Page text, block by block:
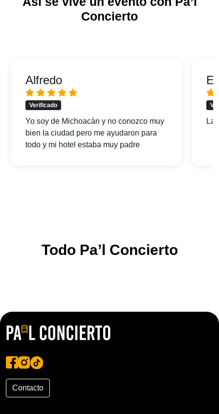
Concierto
Alfredo
Verificado
Yo soy de Michoacán y no conozco muy
bien la ciudad pero me ayudaron para
todo y mi hotel estaba muy padre
La
Todo Pa’l Concierto
Contacto